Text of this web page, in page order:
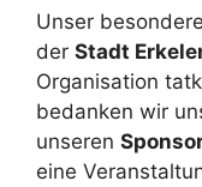
Unser
der Stadt
Organisation
bedanken wir
unseren
eine